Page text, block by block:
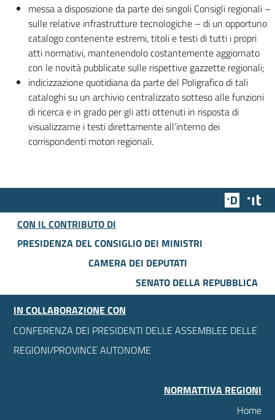
messa a disposizione da parte dei singoli Consigli regionali –
sulle relative infrastrutture tecnologiche – di un opportuno
catalogo contenente estremi, titoli e testi di tutti i propri
atti normativi, mantenendolo costantemente aggiornato
con le novità pubblicate sulle rispettive gazzette regionali;
indicizzazione quotidiana da parte del Poligrafico di tali
cataloghi su un archivio centralizzato sotteso alle funzioni
di ricerca e in grado per gli atti ottenuti in risposta di
visualizzarne i testi direttamente all’interno dei
corrispondenti motori regionali.
Team
CON IL CONTRIBUTO DI
PRESIDENZA DEL CONSIGLIO DEI MINISTRI
CAMERA DEI DEPUTATI
SENATO DELLA REPUBBLICA
IN COLLABORAZIONE CON
CONFERENZA DEI PRESIDENTI DELLE ASSEMBLEE DELLE
REGIONI/PROVINCE AUTONOME
NORMATTIVA REGIONI
Home